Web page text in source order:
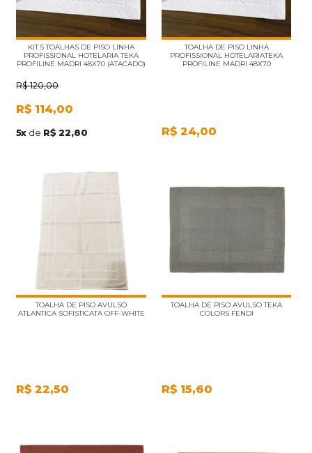
KIT 5 TOALHAS DE PISO LINHA
PROFISSIONAL HOTELARIA TEKA
PROFILINE MADRI 48X70 (ATACADO)
R$ 120,00
R$ 114,00
5x de R$ 22,80
TOALHA DE PISO LINHA
PROFISSIONAL HOTELARIATEKA
PROFILINE MADRI 48X70
R$ 24,00
TOALHA DE PISO AVULSO
ATLANTICA SOFISTICATA OFF-WHITE
R$ 22,50
TOALHA DE PISO AVULSO TEKA
COLORS FENDI
R$ 15,60